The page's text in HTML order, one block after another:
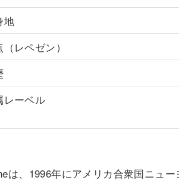
地
レペゼン）
レーベル
は、1996年にアメリカ合衆国ニュー